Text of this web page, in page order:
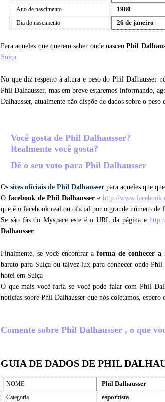
Ano de nascimento 1980
Dia do nascimento 26 de janeiro
Para aqueles que querem saber onde nasceuPhil
Suíça
No que diz respeito à altura e peso do Phil Dalhausser
Phil Dalhausser, mas em breve estaremos informando,
Dalhausser, atualmente não dispõe de dados sobre o
Você gosta de Phil Dalhausser?
Realmente você gosta?
Dê o seu voto para Phil Dalhausser
Os sites oficiais de Phil Dalhausser para aqueles que
O facebook de Phil Dalhausser e http://
que é o facebook real ou oficial por o grande número de
Se são fãs do Myspace este é o URL da página e
Dalhausser.
Finalmente, se você encontrar aforma de conhecer a
barato para Suíça ou talvez lux para conhecer onde
hotel em Suíça
O que mais você faria se você pode falar com Phil
noticias sobre Phil Dalhausser que nós coletamos,
Comente sobre Phil Dalhausser , o que
GUIA DE DADOS DE PHIL
NOME Phil Dalhausser
Categoria esportista